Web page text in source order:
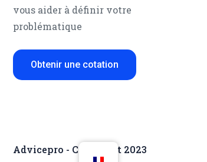
vous aider à définir votre
problématique
Obtenir une cotation
Advicepro - Copyright 2023